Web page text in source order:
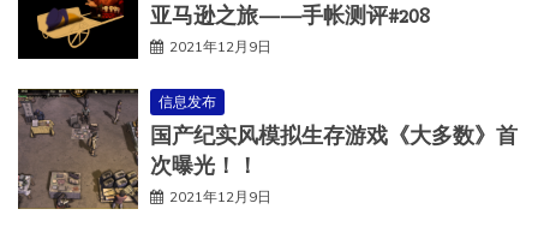
亚马逊之旅——手帐测评#208
2021年12月9日
信息发布
国产纪实风模拟生存游戏《大多数》首
次曝光！！
2021年12月9日